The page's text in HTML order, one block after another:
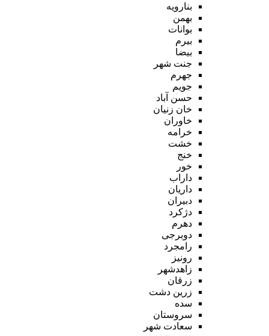
بنارویه
بهمن
بوانات
بیرم
بیضا
جنت شهر
جهرم
جویم
حسن آباد
خان زنیان
خاوران
خرامه
خشت
خنج
خور
داراب
داریان
دبیران
دژکرد
دهرم
دوبرجی
رامجرد
رونیز
زاهدشهر
زرقان
زرین دشت
سده
سروستان
سعادت شهر